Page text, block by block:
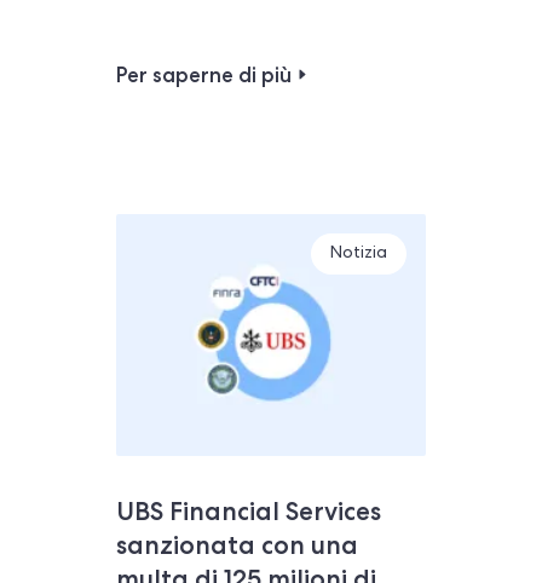
Per saperne di più
Notizia
UBS Financial Services
sanzionata con una